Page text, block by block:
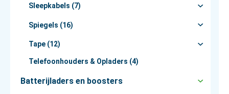
Sleepkabels (7)
Spiegels (16)
Tape (12)
Telefoonhouders & Opladers (4)
Batterijladers en boosters